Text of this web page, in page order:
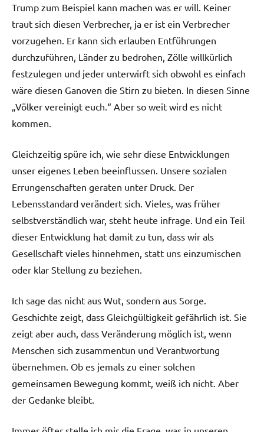
Trump zum Beispiel kann machen was er will. Keiner
traut sich diesen Verbrecher, ja er ist ein Verbrecher
vorzugehen. Er kann sich erlauben Entführungen
durchzuführen, Länder zu bedrohen, Zölle willkürlich
festzulegen und jeder unterwirft sich obwohl es einfach
wäre diesen Ganoven die Stirn zu bieten. In diesen Sinne
„Völker vereinigt euch.“ Aber so weit wird es nicht
kommen.
Gleichzeitig spüre ich, wie sehr diese Entwicklungen
unser eigenes Leben beeinflussen. Unsere sozialen
Errungenschaften geraten unter Druck. Der
Lebensstandard verändert sich. Vieles, was früher
selbstverständlich war, steht heute infrage. Und ein Teil
dieser Entwicklung hat damit zu tun, dass wir als
Gesellschaft vieles hinnehmen, statt uns einzumischen
oder klar Stellung zu beziehen.
Ich sage das nicht aus Wut, sondern aus Sorge.
Geschichte zeigt, dass Gleichgültigkeit gefährlich ist. Sie
zeigt aber auch, dass Veränderung möglich ist, wenn
Menschen sich zusammentun und Verantwortung
übernehmen. Ob es jemals zu einer solchen
gemeinsamen Bewegung kommt, weiß ich nicht. Aber
der Gedanke bleibt.